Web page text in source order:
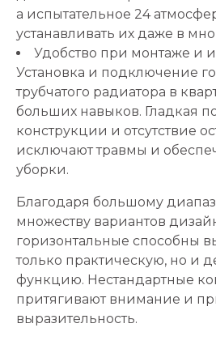
а испытательное 24
устанавливать их даже в
Удобство при монтаже и
Установка и подключение
трубчатого радиатора в
больших навыков. Гладкая
конструкции и отсутствие
исключают травмы и
уборки.
Благодаря большому
множеству вариантов
горизонтальные способны
только практическую, но и
функцию. Нестандартные
притягивают внимание и
выразительность.